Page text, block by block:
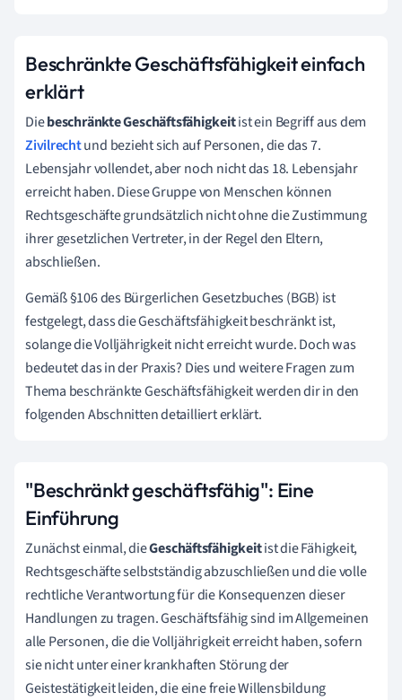
Beschränkte Geschäftsfähigkeit einfach
erklärt
Diebeschränkte Geschäftsfähigkeitist ein Begriff aus dem
Zivilrechtund bezieht sich auf Personen, die das 7.
Lebensjahr vollendet, aber noch nicht das 18. Lebensjahr
erreicht haben. Diese Gruppe von Menschen können
Rechtsgeschäfte grundsätzlich nicht ohne die Zustimmung
ihrer gesetzlichen Vertreter, in der Regel den Eltern,
abschließen.
Gemäß §106 des Bürgerlichen Gesetzbuches (BGB) ist
festgelegt, dass die Geschäftsfähigkeit beschränkt ist,
solange die Volljährigkeit nicht erreicht wurde. Doch was
bedeutet das in der Praxis? Dies und weitere Fragen zum
Thema beschränkte Geschäftsfähigkeit werden dir in den
folgenden Abschnitten detailliert erklärt.
"Beschränkt geschäftsfähig": Eine
Einführung
Zunächst einmal, dieGeschäftsfähigkeitist die Fähigkeit,
Rechtsgeschäfte selbstständig abzuschließen und die volle
rechtliche Verantwortung für die Konsequenzen dieser
Handlungen zu tragen. Geschäftsfähig sind im Allgemeinen
alle Personen, die die Volljährigkeit erreicht haben, sofern
sie nicht unter einer krankhaften Störung der
Geistestätigkeit leiden, die eine freie Willensbildung